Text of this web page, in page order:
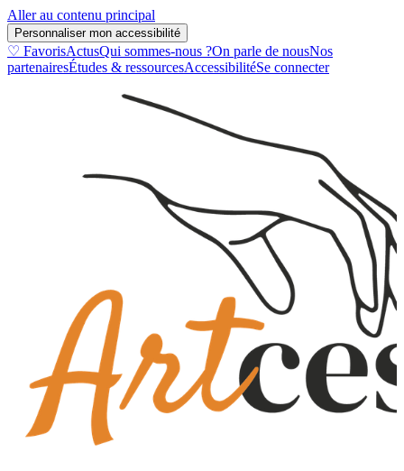
Aller au contenu principal
Personnaliser mon accessibilité
♡ FavorisActusQui sommes-nous ?On parle de nousNos
partenairesÉtudes & ressourcesAccessibilitéSe connecter